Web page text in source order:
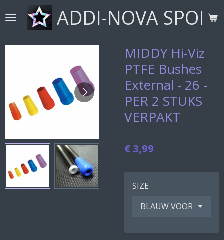
direct
de
ADDI-NOVA
MIDDY Hi-Viz
PTFE Bushes
External - 26 -
PER 2 STUKS
VERPAKT
€ 3,99
SIZE